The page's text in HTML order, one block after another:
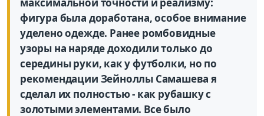
фигура была доработана, особое внимание
уделено одежде. Ранее ромбовидные
узоры на наряде доходили только до
середины руки, как у футболки, но по
рекомендации Зейноллы Самашева я
сделал их полностью - как рубашку с
золотыми элементами. Все было